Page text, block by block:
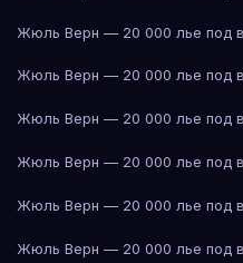
Жюль Верн — 20 000 лье под
Жюль Верн — 20 000 лье под
Жюль Верн — 20 000 лье под
Жюль Верн — 20 000 лье под
Жюль Верн — 20 000 лье под
Жюль Верн — 20 000 лье под